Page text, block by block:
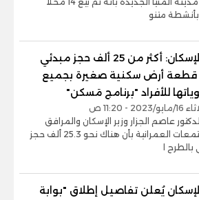
بأنشطة متنو
وزير الإسكان: أكثر من 25 ألف حجز مبدئي
لـ481 قطعة أرض سكنية صغيرة بجميع
للأفراد "برنامج مَسكن"
2023 - 11:20 ص
عاصم الجزار وزير الإسكان والمرافق
والمجتمعات العمرانية بأن هناك نحو 25.3 ألف حجز
بالطرح ا
يُعلن تفاصيل إطلاق "بوابة